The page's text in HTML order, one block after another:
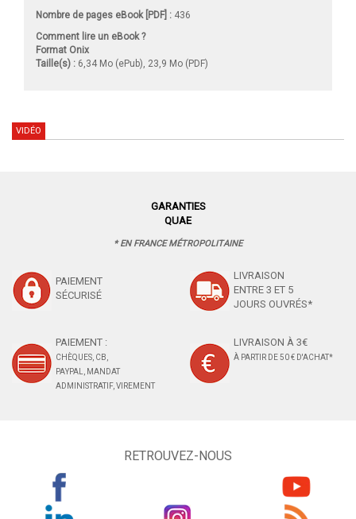
Nombre de pages eBook [PDF] : 436
Comment lire un eBook ?
Format Onix
Taille(s) : 6,34 Mo (ePub), 23,9 Mo (PDF)
VIDÉO
GARANTIES
QUAE
* EN FRANCE MÉTROPOLITAINE
PAIEMENT
SÉCURISÉ
LIVRAISON
ENTRE 3 ET 5
JOURS OUVRÉS*
PAIEMENT :
CHÈQUES, CB,
PAYPAL, MANDAT
ADMINISTRATIF, VIREMENT
LIVRAISON À 3€
À PARTIR DE 50 € D'ACHAT*
RETROUVEZ-NOUS